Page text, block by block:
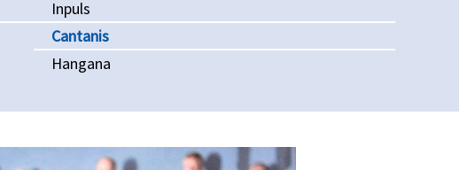
Inpuls
Cantanis
Hangana